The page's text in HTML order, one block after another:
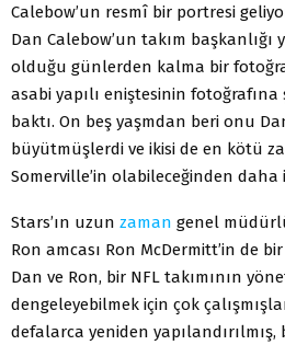
Calebow’un resmî bir portresi
Dan Calebow’un ta­kım başkanlığı
olduğu günlerden kalma bir
asabi yapılı eniştesinin
baktı. On beş yaşmdan beri onu
büyütmüşlerdi ve ikisi de en kötü
Somerville’in olabileceğinden daha
Stars’ın uzun zaman genel
Ron amcası Ron McDermitt’in de
Dan ve Ron, bir NFL takımının
dengeleyebilmek için çok
defalarca yeniden